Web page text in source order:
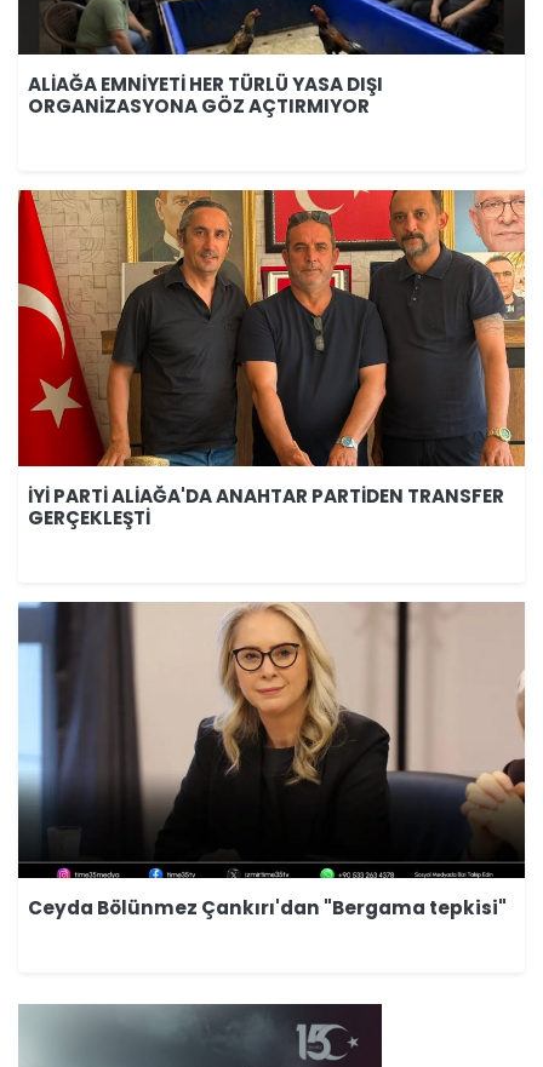
ALİAĞA EMNİYETİ HER TÜRLÜ YASA DIŞI
ORGANİZASYONA GÖZ AÇTIRMIYOR
İYİ PARTİ ALİAĞA'DA ANAHTAR PARTİDEN TRANSFER
GERÇEKLEŞTİ
Ceyda Bölünmez Çankırı'dan "Bergama tepkisi"